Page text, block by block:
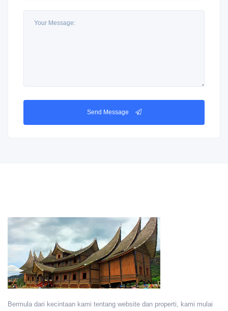
Send Message
Bermula dari kecintaan kami tentang website dan properti, kami mulai